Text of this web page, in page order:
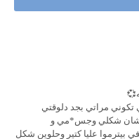
مراتي بجد دلوقتي
عشان شكلي وجس*مي و
بيترموا عليا كتير وحلوين شكل